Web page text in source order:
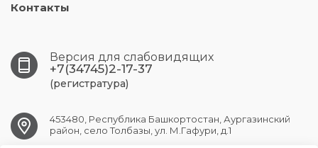
Контакты
Версия для слабовидящих
+7(34745)2-17-37
(регистратура)
453480, Республика Башкортостан, Аургазинский
район, село Толбазы, ул. М.Гафури, д.1